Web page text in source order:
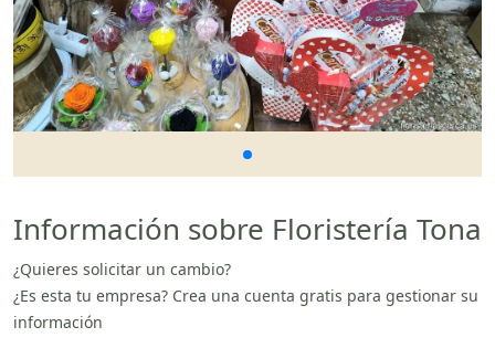
Información sobre Floristería Tona
¿Quieres solicitar un cambio?
¿Es esta tu empresa? Crea una cuenta gratis para gestionar su
información